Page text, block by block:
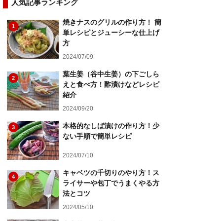
人気記事ランキング
1
焼きナスのグリルの作り方！ 簡
単レシピとジューシーな仕上げ
方
2024/07/09
2
葉生姜（谷中生姜）の下ごしら
えと食べ方！酢漬けなどレシピ
紹介
2024/09/20
3
本格的なしば漬けの作り方！少
ない手順で簡単レシピ
2024/07/10
4
キャベツの千切りのやり方！ス
ライサーや包丁でうまくやる方
法とコツ
2024/05/10